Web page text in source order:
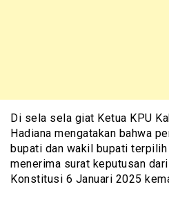
Di sela sela giat Ketua KPU
Hadiana mengatakan bahwa
bupati dan wakil bupati
menerima surat keputusan
Konstitusi 6 Januari 2025